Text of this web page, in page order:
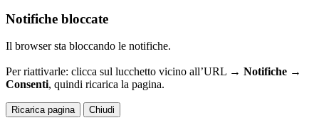
Notifiche bloccate
Il browser sta bloccando le notifiche.
Per riattivarle: clicca sul lucchetto vicino all’URL → Notifiche →
Consenti, quindi ricarica la pagina.
Ricarica pagina Chiudi